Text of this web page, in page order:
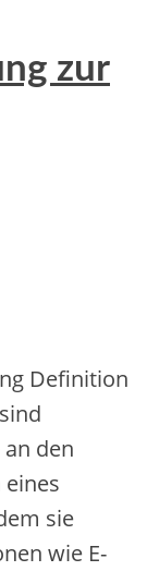
zur
Definition
de‬n
sie‬
wie‬ E-